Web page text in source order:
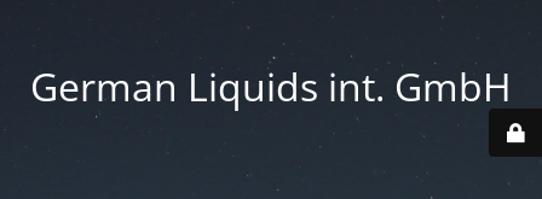
German Liquids int. GmbH